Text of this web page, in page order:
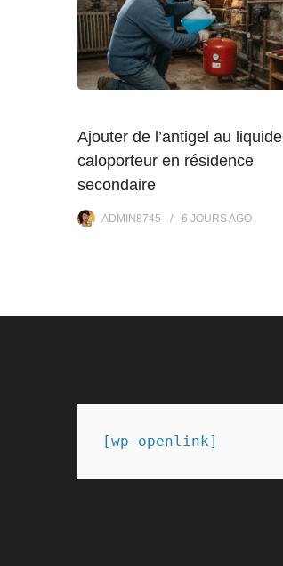
Ajouter de l’antigel au liquide
caloporteur en résidence
secondaire
ADMIN8745 6 JOURSAGO
[wp-openlink]